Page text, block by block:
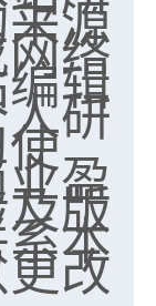
源
络
辑
研
盈
版
本
改